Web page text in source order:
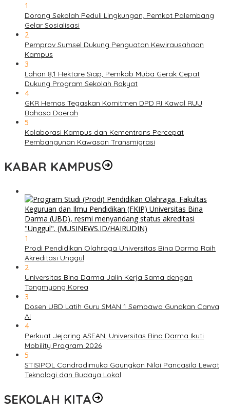
1
Dorong Sekolah Peduli Lingkungan, Pemkot Palembang
Gelar Sosialisasi
2
Pemprov Sumsel Dukung Penguatan Kewirausahaan
Kampus
3
Lahan 8,1 Hektare Siap, Pemkab Muba Gerak Cepat
Dukung Program Sekolah Rakyat
4
GKR Hemas Tegaskan Komitmen DPD RI Kawal RUU
Bahasa Daerah
5
Kolaborasi Kampus dan Kementrans Percepat
Pembangunan Kawasan Transmigrasi
KABAR KAMPUS
1
Prodi Pendidikan Olahraga Universitas Bina Darma Raih
Akreditasi Unggul
2
Universitas Bina Darma Jalin Kerja Sama dengan
Tongmyong Korea
3
Dosen UBD Latih Guru SMAN 1 Sembawa Gunakan Canva
AI
4
Perkuat Jejaring ASEAN, Universitas Bina Darma Ikuti
Mobility Program 2026
5
STISIPOL Candradimuka Gaungkan Nilai Pancasila Lewat
Teknologi dan Budaya Lokal
SEKOLAH KITA